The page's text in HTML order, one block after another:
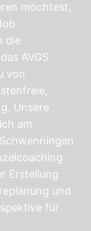
möchtest,
die
AVGS
von
Unsere
am
Erstellung
und
für